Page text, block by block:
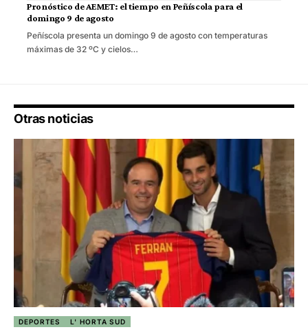
Pronóstico de AEMET: el tiempo en Peñíscola para el
domingo 9 de agosto
Peñíscola presenta un domingo 9 de agosto con temperaturas
máximas de 32 ºC y cielos…
Otras noticias
DEPORTES L' HORTA SUD